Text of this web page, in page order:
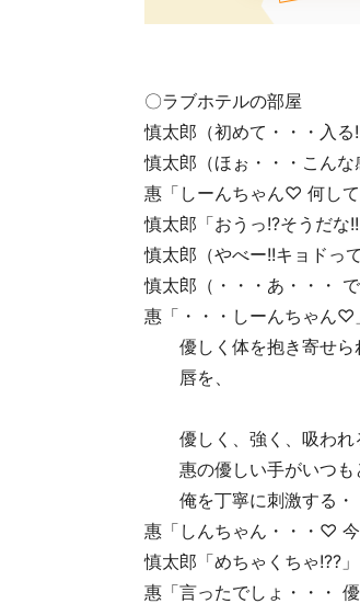
〇ラブホテルの部屋
慎太郎（初めて・・・入る
慎太郎（ほぉ・・・こんな
惠「しーんちゃん♡ 何して
慎太郎「おうっ!?そうだな!!
慎太郎（やべー!!キョドっ
慎太郎（・・・あ・・・
惠「・・・しーんちゃん♡
優しく体を抱き寄せら
唇を、
優しく、強く、吸われ
惠の優しい手がいつも
俺を丁寧に刺激する・
惠「しんちゃん・・・♡
慎太郎「めちゃくちゃ!??」
惠「言ったでしょ・・・